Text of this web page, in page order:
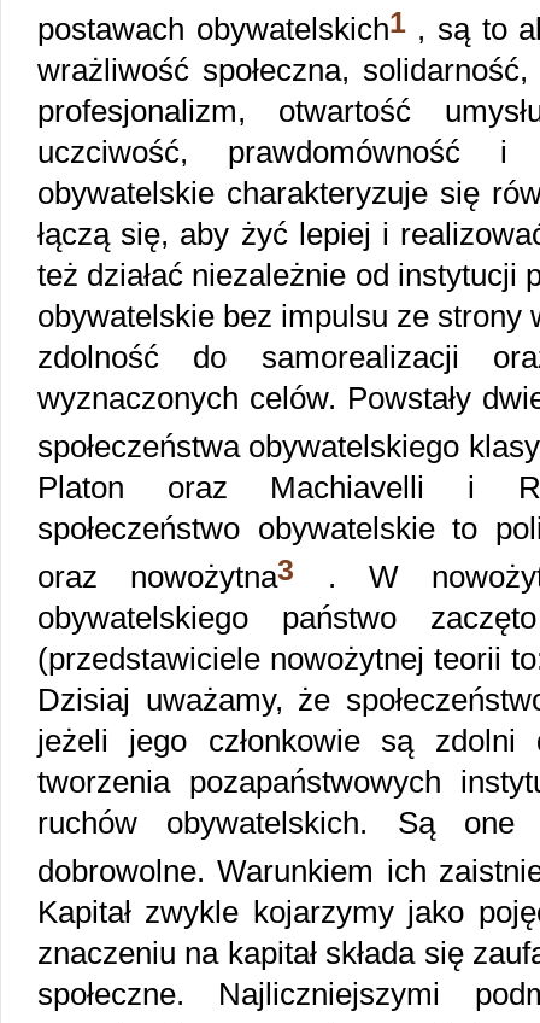
postawach obywatelskich1, są to
wrażliwość społeczna,
profesjonalizm, otwartość
uczciwość, prawdomówność i
obywatelskie charakteryzuje się
łączą się, aby żyć lepiej i
też działać niezależnie od instytucji
obywatelskie bez impulsu ze strony
zdolność do samorealizacji
wyznaczonych celów. Powstały
społeczeństwa obywatelskiego
Platon oraz Machiavelli i
społeczeństwo obywatelskie to
oraz nowożytna3 . W
obywatelskiego państwo
(przedstawiciele nowożytnej teorii
Dzisiaj uważamy, że
jeżeli jego członkowie są zdolni
tworzenia pozapaństwowych
ruchów obywatelskich. Są
dobrowolne. Warunkiem ich
Kapitał zwykle kojarzymy jako
znaczeniu na kapitał składa się
społeczne. Najliczniejszymi